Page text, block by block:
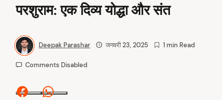
परशुराम: एक दिव्य योद्धा और संत
Deepak Parashar जनवरी 23, 2025 1 min Read
Comments Disabled